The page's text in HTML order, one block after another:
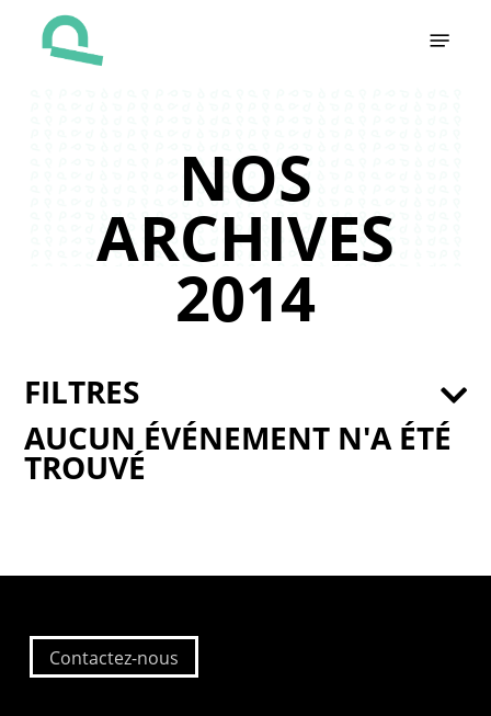
NOS
ARCHIVES
2014
AUCUN ÉVÉNEMENT N'A ÉTÉ
TROUVÉ
FILTRES
Contactez-nous